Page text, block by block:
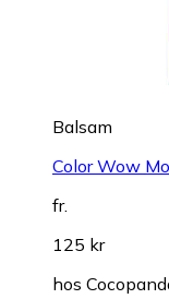
Balsam
Color Wow
fr.
125 kr
hos